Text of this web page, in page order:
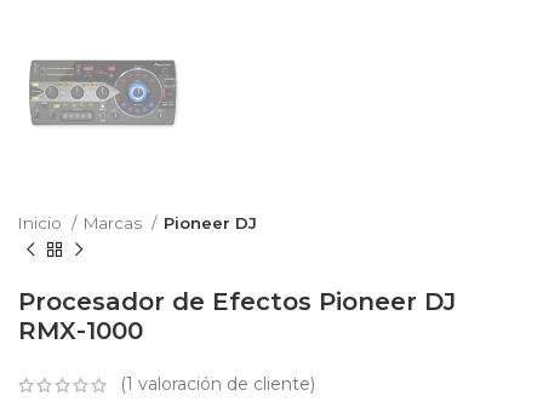
Inicio Marcas Pioneer DJ
Procesador de Efectos Pioneer DJ
RMX-1000
(1 valoración de cliente)